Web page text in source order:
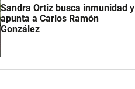
Sandra Ortiz busca inmunidad y
apunta a Carlos Ramón
González